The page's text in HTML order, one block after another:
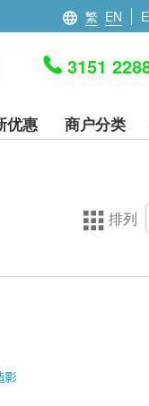
繁 EN
3151
优惠 商户分类
排列
影